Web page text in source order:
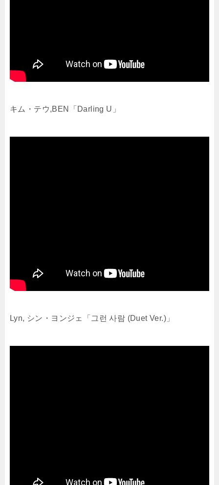
キム・テウ,BEN「Darling U」
Lyn, シン・ヨンジェ「그런 사람 (Duet Ver.)」